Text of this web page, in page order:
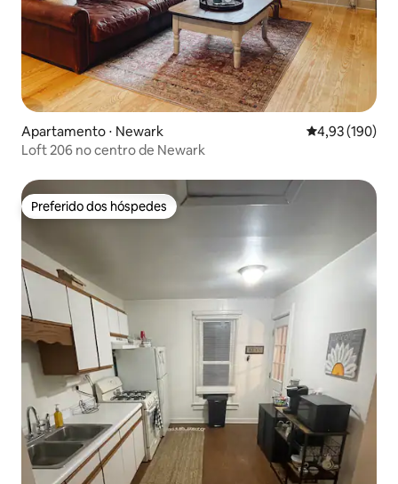
Apartamento ⋅ Newark 4,93 de uma
4,93 (190)
Loft 206 no centro de Newark
Preferido dos hóspedes
Preferido dos hóspedes